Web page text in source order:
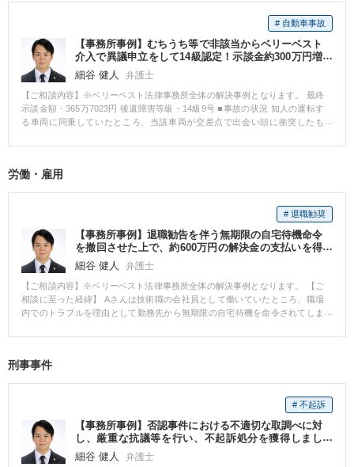
金として数十万円であれば支払うとの態度でした。 しかし、弊所弁護士はC
さんに対し、不倫を立証できるだけの証拠が存在すること、訴訟になれば、
弁護士費用がかかり高額の支出になる可能性があることと訴訟対応のため長
時間割かなければならないこと等を伝えた上で説得をし、100万円以上の解決
金に関する合意をすることができました。
# 自動車事故
【事務所事例】むちうち等で非該当からベリーベスト
介入で異議申立をして14級認定！示談金約300万円増
額！
細谷 健人 弁護士
【ご相談内容】※ベリーベスト法律事務所全体の解決事例となります。 最終
示談金額・365万7023円 後遺障害等級・14級9号 ■事故の状況 知人の運転す
る車両に同乗していたところ、当該車両が交差点で出会い頭に衝突したも
ら5カ月間通院したところで相手方保険会社からの治療費の支払いを打ち切ら
リーベスト法律事務所の対応とその結果 Hさんは、治療費の打ち切り後も通
を前提に、示談交渉を行いましたが、相手方保険会社は、Hさんの納得のいく
金額を提示することはなく、交渉は合意に至りませんでした。 ベリーベスト
法律事務所では、示談金額を上げるためには、非該当とされた後遺障害の認
定に対して異議申立をするしかないと判断し、異議申立をすることになりま
した。その際、医師に対しては、診断書に通院状況についての追記を依頼
し、また、カルテを取り付けるなどしてHさんの治療状況、症状経過の立証活
動を行いました。その結果、異議申立が認められ、頚部痛について14級9号の
認定を受けることができました。 14級9号の認定を受けることができたた
労働・雇用
# 退職勧奨
【事務所事例】退職勧告を伴う無期限の自宅待機命令
を撤回させた上で、約600万円の解決金の支払いを得
て退職
細谷 健人 弁護士
【ご相談内容】※ベリーベスト法律事務所全体の解決事例となります。 【ご
相談に至った経緯】 Aさんは技術職の会社員として働いていたところ、職場
内でのトラブルを理由として勤務先から無期限の自宅待機を命令されてしま
あり、Aさんは改善すべき点は改善するので職場に復帰させてほしいと勤務先
よる退職を選択するよう求められました。 【ご相談内容】 Aさんとしては、
てしまったことで、働き続けることへの不安も感じられ、弁護士にご相談い
ただくに至ったとのことでした。 詳しいお話を伺ったところ、会社内で人間
関係のトラブルがあったこと自体は事実でしたが、トラブルの相手方の主張
には事実に反していることも多いにも関わらず、会社が十分な調査をしない
まま相手方の主張のみを聞いている状態であるとのことでした。 【ベリーベ
刑事事件
# 不起訴
【事務所事例】否認事件における不適切な取調べに対
し、厳重な抗議等を行い、不起訴処分を獲得しまし
た。
細谷 健人 弁護士